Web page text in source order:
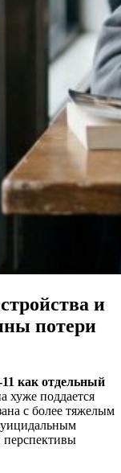
и
потери
как отдельный
хуже поддается
с более тяжелым
перспективы